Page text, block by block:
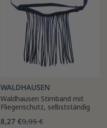
WALDHAUSEN
Waldhausen Stirnband mit
Fliegenschutz, selbstständig
8,27 €9,95 €